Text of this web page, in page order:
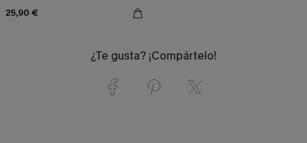
25,90 €
¿Te gusta? ¡Compártelo!